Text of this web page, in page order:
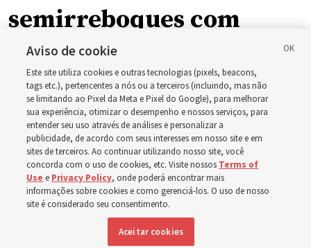
semirreboques com
suprimentos para o leste
do estado de Washington
para ajudar pessoas
evacuadas por incêndios
florestais
A presidência da Área Estados Unidos Oeste da Igreja
Aviso de cookie
Este site utiliza cookies e outras tecnologias (pixels, beacons,
tags etc.), pertencentes a nós ou a terceiros (incluindo, mas não
se limitando ao Pixel da Meta e Pixel do Google), para melhorar
sua experiência, otimizar o desempenho e nossos serviços, para
entender seu uso através de análises e personalizar a
publicidade, de acordo com seus interesses em nosso site e em
sites de terceiros. Ao continuar utilizando nosso site, você
concorda com o uso de cookies, etc. Visite nossos Terms of
Use e Privacy Policy, onde poderá encontrar mais
informações sobre cookies e como gerenciá-los. O uso de nosso
site é considerado seu consentimento.
Aceitar cookies